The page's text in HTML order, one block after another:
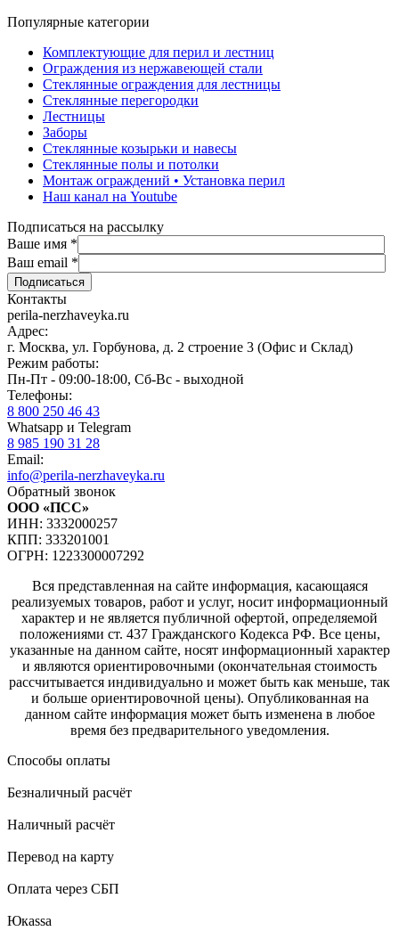
Популярные категории
Комплектующие для перил и лестниц
Ограждения из нержавеющей стали
Стеклянные ограждения для лестницы
Стеклянные перегородки
Лестницы
Заборы
Стеклянные козырьки и навесы
Стеклянные полы и потолки
Монтаж ограждений • Установка перил
Наш канал на Youtube
Подписаться на рассылку
Ваше имя *
Ваш email *
Контакты
perila-nerzhaveyka.ru
Адрес:
г. Москва, ул. Горбунова, д. 2 строение 3 (Офис и Склад)
Режим работы:
Пн-Пт - 09:00-18:00, Сб-Вс - выходной
Телефоны:
8 800 250 46 43
Whatsapp и Telegram
8 985 190 31 28
Email:
info@perila-nerzhaveyka.ru
Обратный звонок
ООО «ПСС»
ИНН: 3332000257
КПП: 333201001
ОГРН: 1223300007292
Вся представленная на сайте информация, касающаяся
реализуемых товаров, работ и услуг, носит информационный
характер и не является публичной офертой, определяемой
положениями ст. 437 Гражданского Кодекса РФ. Все цены,
указанные на данном сайте, носят информационный характер
и являются ориентировочными (окончательная стоимость
рассчитывается индивидуально и может быть как меньше, так
и больше ориентировочной цены). Опубликованная на
данном сайте информация может быть изменена в любое
время без предварительного уведомления.
Способы оплаты
Безналичный расчёт
Наличный расчёт
Перевод на карту
Оплата через СБП
Юкаssа